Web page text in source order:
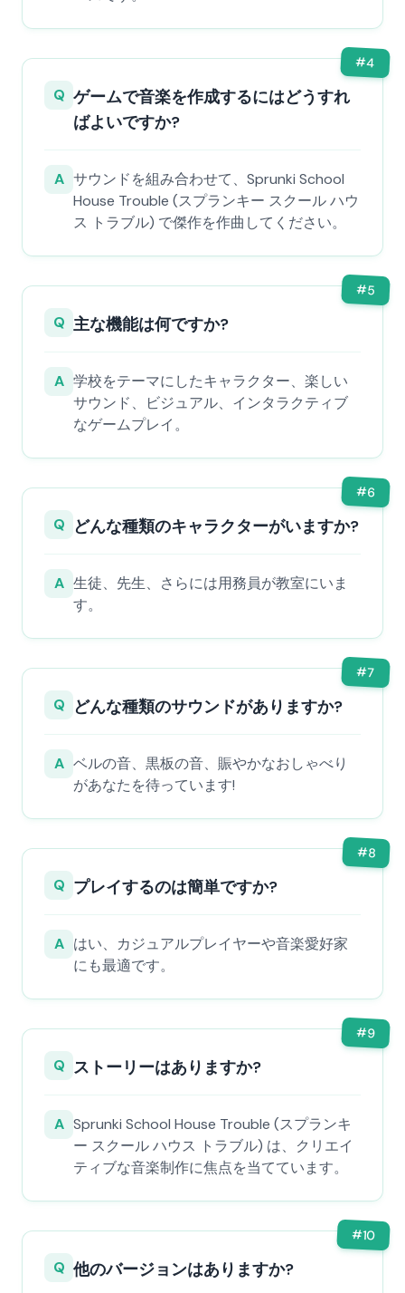
#4
Q ゲームで音楽を作成するにはどうすれ
ばよいですか?
A サウンドを組み合わせて、Sprunki School
House Trouble (スプランキー スクール ハウ
ス トラブル) で傑作を作曲してください。
#5
Q 主な機能は何ですか?
A 学校をテーマにしたキャラクター、楽しい
サウンド、ビジュアル、インタラクティブ
なゲームプレイ。
#6
Q どんな種類のキャラクターがいますか?
A 生徒、先生、さらには用務員が教室にいま
す。
#7
Q どんな種類のサウンドがありますか?
A ベルの音、黒板の音、賑やかなおしゃべり
があなたを待っています!
#8
Q プレイするのは簡単ですか?
A はい、カジュアルプレイヤーや音楽愛好家
にも最適です。
#9
Q ストーリーはありますか?
A Sprunki School House Trouble (スプランキ
ー スクール ハウス トラブル) は、クリエイ
ティブな音楽制作に焦点を当てています。
#10
Q 他のバージョンはありますか?